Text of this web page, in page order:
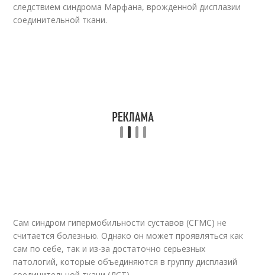
следствием синдрома Марфана, врожденной дисплазии
соединительной ткани.
Сам синдром гипермобильности суставов (СГМС) не
считается болезнью. Однако он может проявляться как
сам по себе, так и из-за достаточно серьезных
патологий, которые объединяются в группу дисплазий